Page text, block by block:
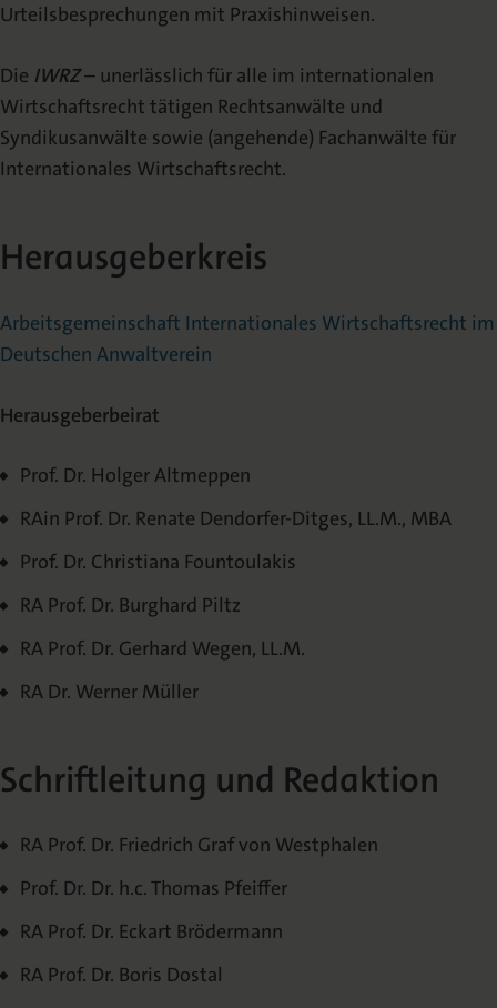
Urteilsbesprechungen mit Praxishinweisen.
Die IWRZ– unerlässlich für alle im internationalen
Wirtschaftsrecht tätigen Rechtsanwälte und
Syndikusanwälte sowie (angehende) Fachanwälte für
Internationales Wirtschaftsrecht.
Herausgeberkreis
Arbeitsgemeinschaft Internationales Wirtschaftsrecht im
Deutschen Anwaltverein
Herausgeberbeirat
Prof. Dr. Holger Altmeppen
RAin Prof. Dr. Renate Dendorfer-Ditges, LL.M., MBA
Prof. Dr. Christiana Fountoulakis
RA Prof. Dr. Burghard Piltz
RA Prof. Dr. Gerhard Wegen, LL.M.
RA Dr. Werner Müller
Schriftleitung und Redaktion
RA Prof. Dr. Friedrich Graf von Westphalen
Prof. Dr. Dr. h.c. Thomas Pfeiffer
RA Prof. Dr. Eckart Brödermann
RA Prof. Dr. Boris Dostal